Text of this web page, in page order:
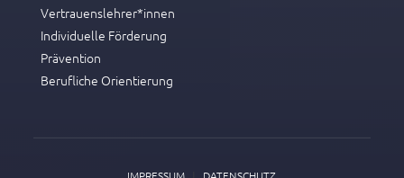
Vertrauenslehrer*innen
Individuelle Förderung
Prävention
Berufliche Orientierung
IMPRESSUM DATENSCHUTZ